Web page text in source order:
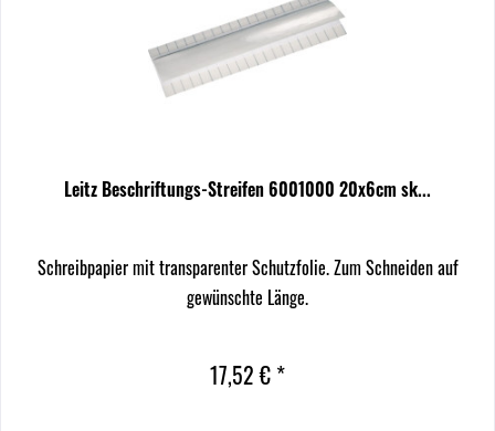
Leitz Beschriftungs-Streifen 6001000 20x6cm sk...
Schreibpapier mit transparenter Schutzfolie. Zum Schneiden auf
gewünschte Länge.
17,52 € *